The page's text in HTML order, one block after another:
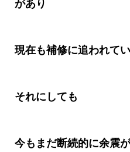
があり
現在も補修に追われて
それにしても
今もまだ断続的に余震